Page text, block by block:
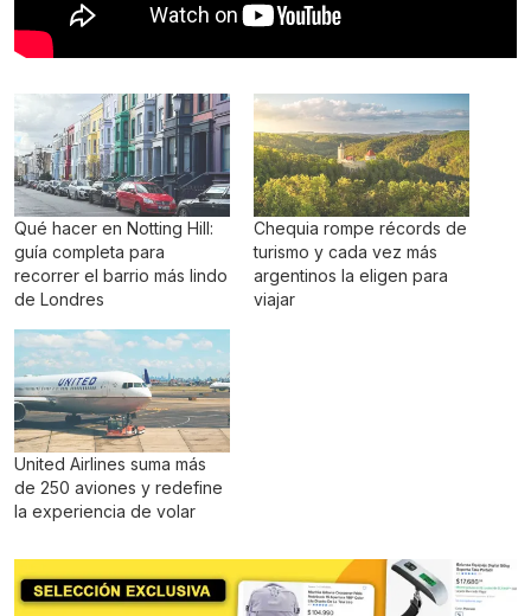
Qué hacer en Notting Hill:
guía completa para
recorrer el barrio más lindo
de Londres
Chequia rompe récords de
turismo y cada vez más
argentinos la eligen para
viajar
United Airlines suma más
de 250 aviones y redefine
la experiencia de volar